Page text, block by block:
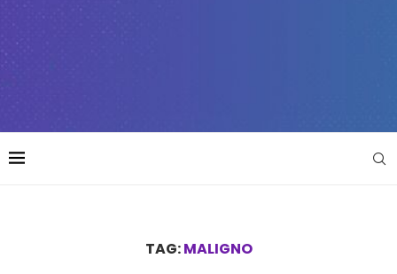
TAG:MALIGNO